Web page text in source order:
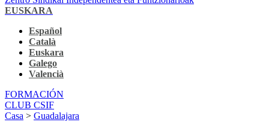
EUSKARA
Español
Català
Euskara
Galego
Valencià
FORMACIÓN
CLUB CSIF
Casa > Guadalajara